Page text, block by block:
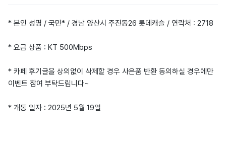
* 본인 성명 / 국민* / 경남 양산시 주진동26 롯데캐슬 / 연락처 : 2718
* 요금 상품 : KT 500Mbps
* 카페 후기글을 상의없이 삭제할 경우 사은품 반환 동의하실 경우에만
이벤트 참여 부탁드립니다~
* 개통 일자 : 2025년 5월 19일